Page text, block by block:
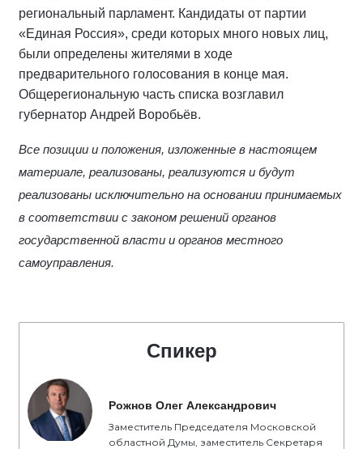
региональный парламент. Кандидаты от партии
«Единая Россия», среди которых много новых лиц,
были определены жителями в ходе
предварительного голосования в конце мая.
Общерегиональную часть списка возглавил
губернатор Андрей Воробьёв.
Все позиции и положения, изложенные в настоящем
материале, реализованы, реализуются и будут
реализованы исключительно на основании принимаемых
в соответствии с законом решений органов
государственной власти и органов местного
самоуправления.
Спикер
Рожнов Олег Александрович
Заместитель Председателя Московской
областной Думы, заместитель Секретаря